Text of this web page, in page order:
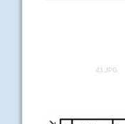
43.JPG